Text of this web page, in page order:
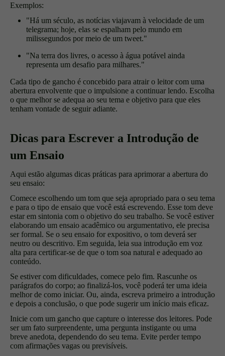
Exemplos:
"Há um século, as notícias viajavam à velocidade de um
telegrama; hoje, elas se espalham pelo mundo em
milissegundos por meio de um tweet."
"Na terra dos livres, o acesso à água potável ainda
representa um desafio para milhares."
Cada tipo de gancho é concebido para atrair o leitor com uma
abertura envolvente que o impulsione a continuar lendo. Escolha
o que melhor se adequa ao seu tema e objetivo para que eles
tenham vontade de seguir adiante.
Dicas para Escrever a Introdução de
um Ensaio
Aqui estão algumas dicas práticas para aprimorar a abertura do
seu ensaio:
Comece escolhendo um tom que seja apropriado para o seu tema
e para o tipo de ensaio que você está escrevendo. Esse tom deve
estar em sintonia com o objetivo do seu trabalho. Se você estiver
elaborando um ensaio acadêmico ou argumentativo, ele precisa
ser formal. Se o seu ensaio for expositivo, o tom deverá ser
neutro ou descritivo. Em seguida, leia sua introdução em voz
alta para certificar-se de que o tom soa natural e adequado ao
conteúdo.
Se estiver com dificuldades, comece pelo fim. Rascunhe os
parágrafos do corpo; ao finalizá-los, você poderá ter uma ideia
melhor de como iniciar. Ou, ainda, escreva primeiro a introdução
e depois a conclusão, o que pode sugerir um início mais eficaz.
Inicie com um gancho que capture o interesse dos leitores. Pode
ser um fato surpreendente, uma pergunta instigante ou uma
breve anedota, dependendo do seu tema. Evite perder tempo
com afirmações vagas ou previsíveis.